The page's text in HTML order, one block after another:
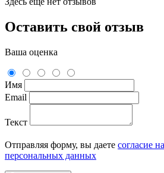
Оставить свой отзыв
Ваша оценка
Имя
Email
Текст
Отправляя форму, вы даете согласие
персональных данных